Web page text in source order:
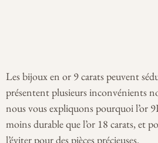
Les bijoux en or 9 carats peuvent
présentent plusieurs inconvénients
nous vous expliquons pourquoi l’or
moins durable que l’or 18 carats, et
l’éviter pour des pièces précieuses.